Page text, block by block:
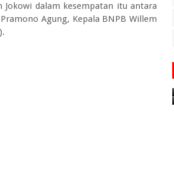
dalam kesempatan itu antara
Agung, Kepala BNPB Willem